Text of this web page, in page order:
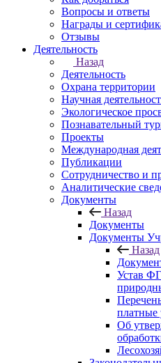
Вопросы и ответы
Награды и
Отзывы
Деятельность
Назад
Деятельность
Охрана территории
Научная
Экологическое
Познавательный
Проекты
Международная
Публикации
Сотрудничество и
Аналитические
Документы
Назад
Документы
Документы
Назад
Устав
платные
Об